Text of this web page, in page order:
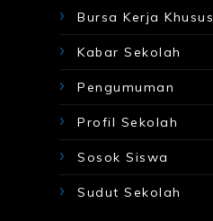
Bursa Kerja Khusus
Kabar Sekolah
Pengumuman
Profil Sekolah
Sosok Siswa
Sudut Sekolah